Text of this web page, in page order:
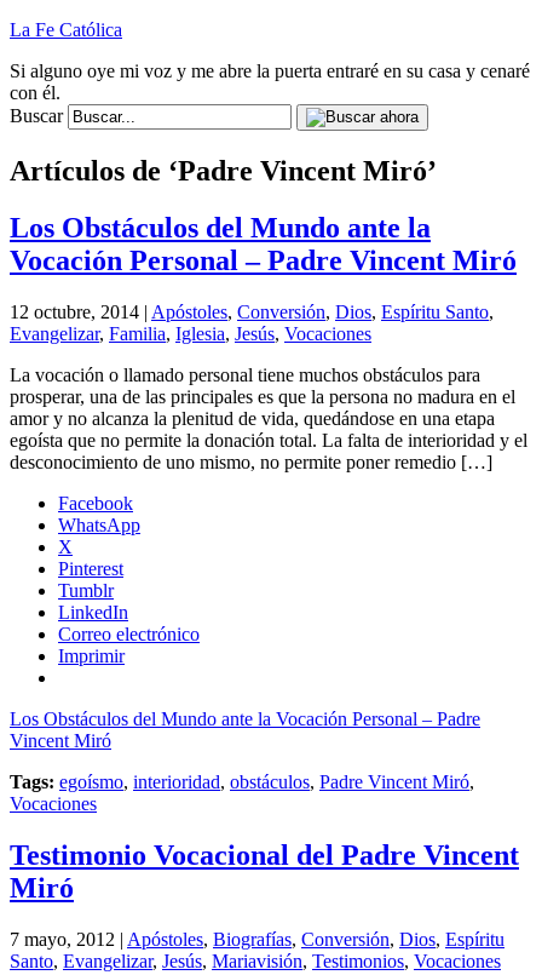
La Fe Católica
Si alguno oye mi voz y me abre la puerta entraré en su casa y cenaré
con él.
Buscar
Artículos de ‘Padre Vincent Miró’
Los Obstáculos del Mundo ante la
Vocación Personal – Padre Vincent Miró
12 octubre, 2014 | Apóstoles, Conversión, Dios, Espíritu Santo,
Evangelizar, Familia, Iglesia, Jesús, Vocaciones
La vocación o llamado personal tiene muchos obstáculos para
prosperar, una de las principales es que la persona no madura en el
amor y no alcanza la plenitud de vida, quedándose en una etapa
egoísta que no permite la donación total. La falta de interioridad y el
desconocimiento de uno mismo, no permite poner remedio […]
Facebook
WhatsApp
X
Pinterest
Tumblr
LinkedIn
Correo electrónico
Imprimir
Los Obstáculos del Mundo ante la Vocación Personal – Padre
Vincent Miró
Tags: egoísmo, interioridad, obstáculos, Padre Vincent Miró,
Vocaciones
Testimonio Vocacional del Padre Vincent
Miró
7 mayo, 2012 | Apóstoles, Biografías, Conversión, Dios, Espíritu
Santo, Evangelizar, Jesús, Mariavisión, Testimonios, Vocaciones